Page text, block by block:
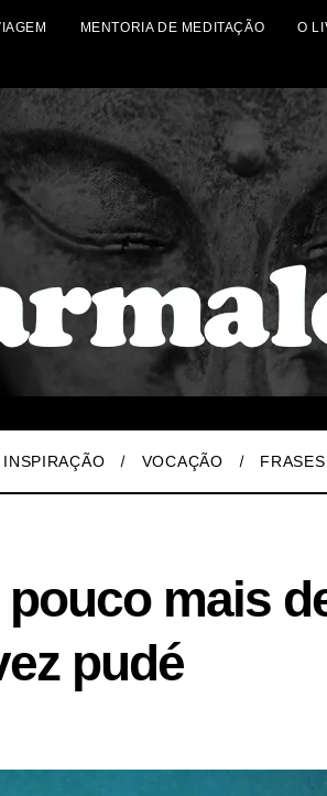
MENTORIA DE MEDITAÇÃO O
INSPIRAÇÃO VOCAÇÃO
mais
pudé